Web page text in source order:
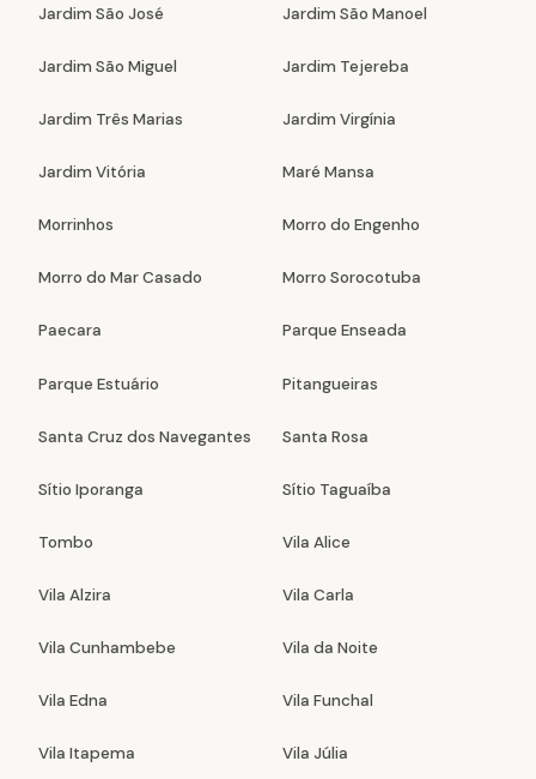
Jardim São José Jardim São Manoel
Jardim São Miguel Jardim Tejereba
Jardim Três Marias Jardim Virgínia
Jardim Vitória Maré Mansa
Morrinhos Morro do Engenho
Morro do Mar Casado Morro Sorocotuba
Paecara Parque Enseada
Parque Estuário Pitangueiras
Santa Cruz dos Navegantes Santa Rosa
Sítio Iporanga Sítio Taguaíba
Tombo Vila Alice
Vila Alzira Vila Carla
Vila Cunhambebe Vila da Noite
Vila Edna Vila Funchal
Vila Itapema Vila Júlia